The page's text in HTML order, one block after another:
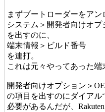
まずブートローダーをアン
システム＞開発者向けオプ
を出すのに、
端末情報＞ビルド番号
を連打。
これは元々やってあった端
開発者向けオプション＞
の項目を出すのにダイアル
必要があるんだが、